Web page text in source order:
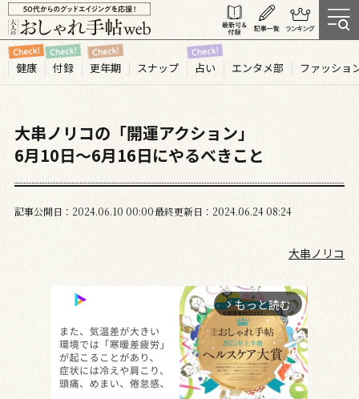
健康 付録 更年期 スナップ 占い エンタメ部 ファッショ
大串ノリコの「開運アクション」
6月10日～6月16日にやるべきこと
記事公開日 2024.06 10 00:00最終更新日 2024.06.24 08:24
大串ノリコ
arrow_forward_ios もっと読む